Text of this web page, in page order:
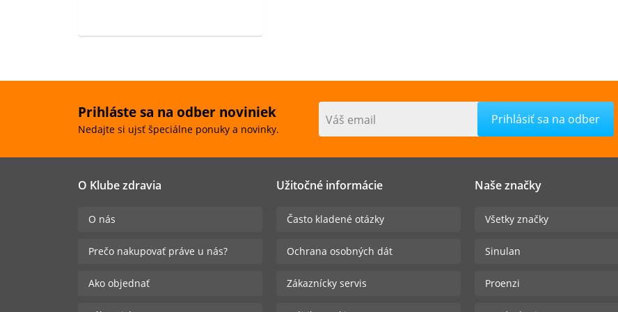
Prihláste sa na odber noviniek
Nedajte si ujsť špeciálne ponuky a novinky.
Váš email
O Klube zdravia
O nás
Prečo nakupovať práve u nás?
Ako objednať
Užitočné informácie
Často kladené otázky
Ochrana osobných dát
Zákaznícky servis
Naše značky
Všetky značky
Sinulan
Proenzi